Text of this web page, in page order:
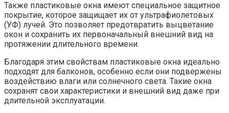
Также пластиковые окна имеют специальное защитное
покрытие, которое защищает их от ультрафиолетовых
(УФ) лучей.​ Это позволяет предотвратить выцветание
окон и сохранить их первоначальный внешний вид на
протяжении длительного времени.
Благодаря этим свойствам пластиковые окна идеально
подходят для балконов, особенно если они подвержены
воздействию влаги или солнечного света.​ Такие окна
сохранят свои характеристики и внешний вид даже при
длительной эксплуатации.​